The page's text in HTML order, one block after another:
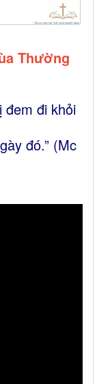
Thường
đem đi khỏi
đó.” (Mc